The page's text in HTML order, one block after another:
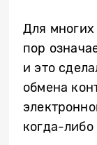
Для
пор
и это
обмена
когда-